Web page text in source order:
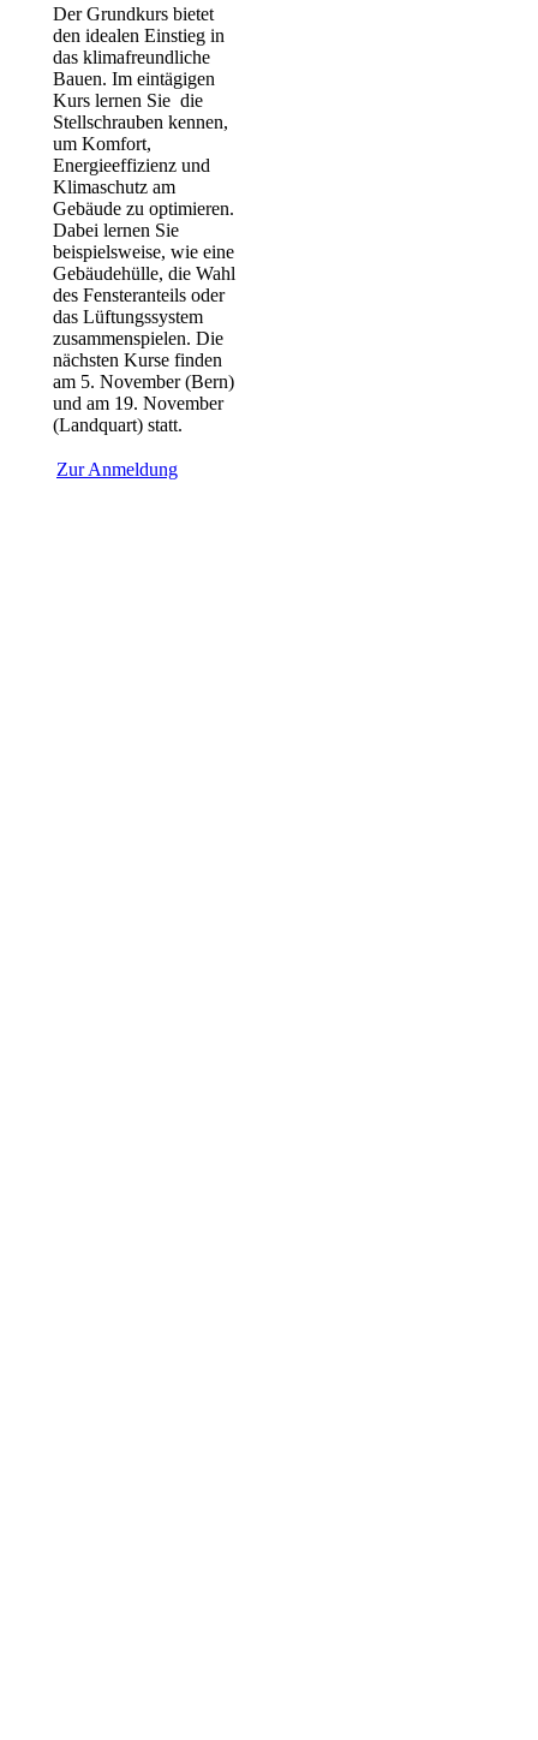
Der Grundkurs bietet
den idealen Einstieg in
das klimafreundliche
Bauen. Im eintägigen
Kurs lernen Sie die
Stellschrauben kennen,
um Komfort,
Energieeffizienz und
Klimaschutz am
Gebäude zu optimieren.
Dabei lernen Sie
beispielsweise, wie eine
Gebäudehülle, die Wahl
des Fensteranteils oder
das Lüftungssystem
zusammenspielen. Die
nächsten Kurse finden
am 5. November (Bern)
und am 19. November
(Landquart) statt.
Zur Anmeldung